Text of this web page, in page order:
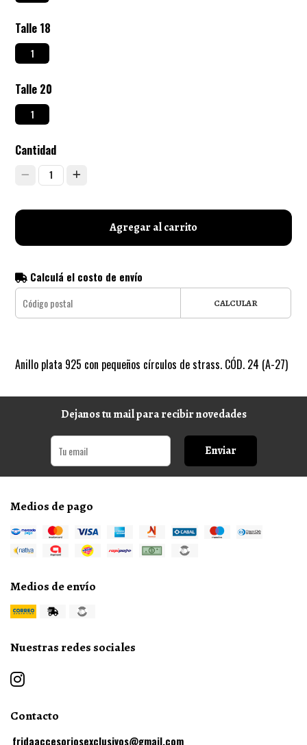
Talle 18
1
Talle 20
1
Cantidad
1
Agregar al carrito
Calculá el costo de envío
CALCULAR
Anillo plata 925 con pequeños círculos de strass. CÓD. 24 (A-27)
Dejanos tu mail para recibir novedades
Enviar
Medios de pago
Medios de envío
Nuestras redes sociales
Contacto
fridaaccesoriosexclusivos@gmail.com